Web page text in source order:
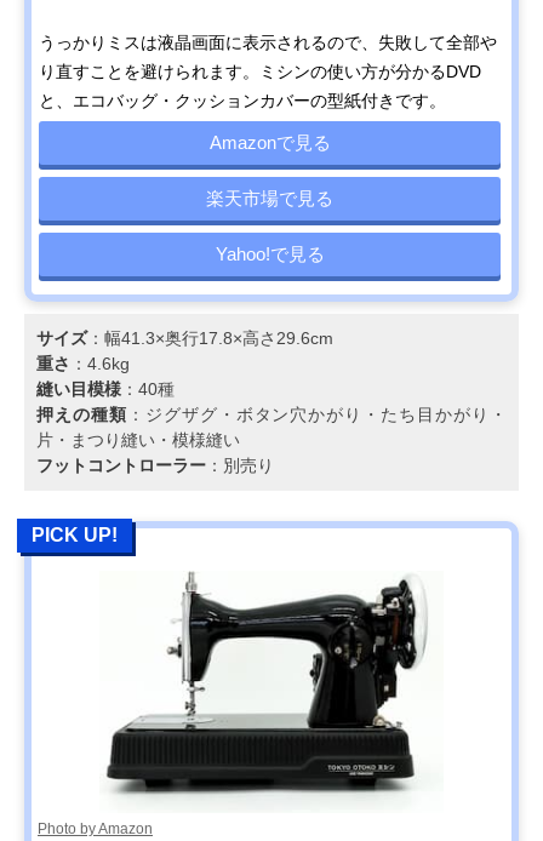
うっかりミスは液晶画面に表示されるので、失敗して全部や
り直すことを避けられます。ミシンの使い方が分かるDVD
と、エコバッグ・クッションカバーの型紙付きです。
Amazonで見る
楽天市場で見る
Yahoo!で見る
サイズ：幅41.3×奥行17.8×高さ29.6cm
重さ ：4.6kg
縫い目模様 ：40種
押えの種類 ：ジグザグ・ボタン穴かがり・たち目かがり・
片・まつり縫い・模様縫い
フットコントローラー ：別売り
PICK UP!
Photo by Amazon